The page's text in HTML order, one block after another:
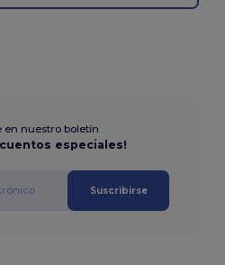
en nuestro boletín
especiales!
Suscribirse